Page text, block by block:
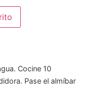
Cocine 10
Pase el almíbar